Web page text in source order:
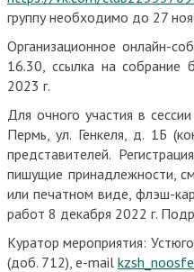
группу необходимо до 27
Организационное онлайн-
16.30, ссылка на собрание
2023 г.
Для очного участия в
Пермь, ул. Генкеля, д. 1Б
представителей.
пишущие принадлежности,
или печатном виде, флэш-
работ 8 декабря 2022 г.
Куратор мероприятия:
(доб. 712), e-mail